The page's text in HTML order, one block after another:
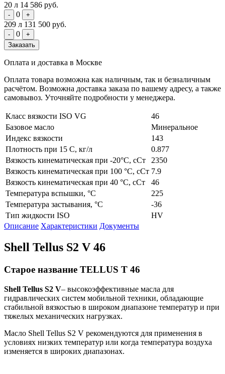
20 л 14 586 руб.
- 0 +
209 л 131 500 руб.
- 0
+
Заказать
Оплата и доставка в Москве
Оплата товара возможна как наличным, так и безналичным
расчётом. Возможна доставка заказа по вашему адресу, а также
самовывоз. Уточняйте подробности у менеджера.
Класс вязкости ISO VG
46
Базовое масло
Минеральное
Индекс вязкости
143
Плотность при 15 С, кг/л
0.877
Вязкость кинематическая при -20°C, сСт
2350
Вязкость кинематическая при 100 °C, сСт 7.9
Вязкость кинематическая при 40 °C, сСт
46
Температура вспышки, °C
225
Температура застывания, °C
-36
Тип жидкости ISO
HV
Описание Характеристики Документы
Shell Tellus S2 V 46
Старое название TELLUS T 46
Shell Tellus S2 V– высокоэффективные масла для
гидравлических систем мобильной техники, обладающие
стабильной вязкостью в широком диапазоне температур и при
тяжелых механических нагрузках.
Масло Shell Tellus S2 V рекомендуются для применения в
условиях низких температур или когда температура воздуха
изменяется в широких диапазонах.